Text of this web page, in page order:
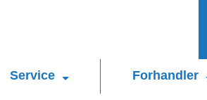
Service Forhandler